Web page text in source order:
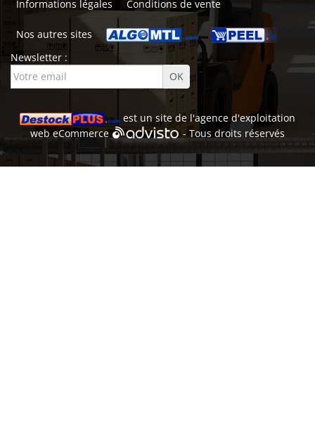
Informations légales
Conditions de vente
Nos autres sites
Newsletter :
est un site de l'agence d'exploitation
webeCommerce - Tous droits réservés